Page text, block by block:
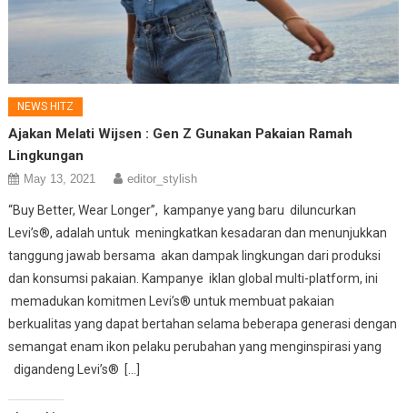
NEWS HITZ
Ajakan Melati Wijsen : Gen Z Gunakan Pakaian Ramah
Lingkungan
May 13, 2021 editor_stylish
“Buy Better, Wear Longer”, kampanye yang baru diluncurkan
Levi’s®, adalah untuk meningkatkan kesadaran dan menunjukkan
tanggung jawab bersama akan dampak lingkungan dari produksi
dan konsumsi pakaian. Kampanye iklan global multi-platform, ini
memadukan komitmen Levi’s® untuk membuat pakaian
berkualitas yang dapat bertahan selama beberapa generasi dengan
semangat enam ikon pelaku perubahan yang menginspirasi yang
digandeng Levi’s® […]